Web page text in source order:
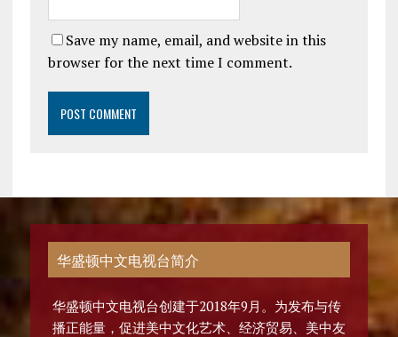
Save my name, email, and website in this
browser for the next time I comment.
华盛顿中文电视台简介
华盛顿中文电视台创建于2018年9月。为发布与传
播正能量，促进美中文化艺术、经济贸易、美中友